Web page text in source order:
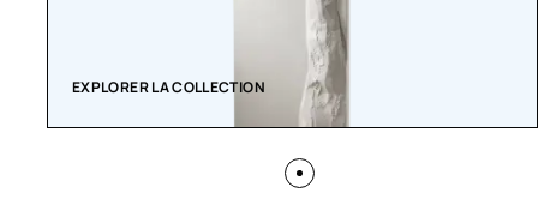
EXPLORER LA COLLECTION